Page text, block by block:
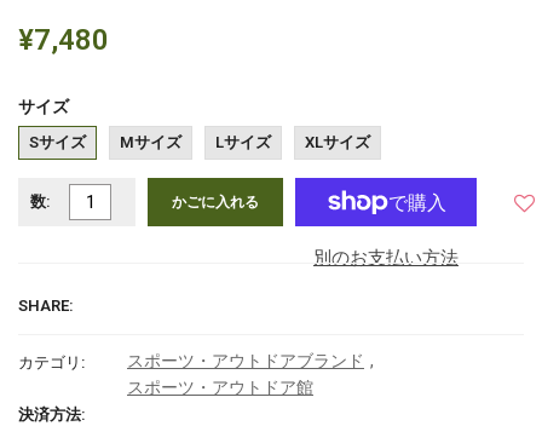
¥7,480
サイズ
Sサイズ Mサイズ Lサイズ XLサイズ
数: かごに入れる
別のお支払い方法
SHARE:
カテゴリ: スポーツ・アウトドアブランド ,
スポーツ・アウトドア館
決済方法: